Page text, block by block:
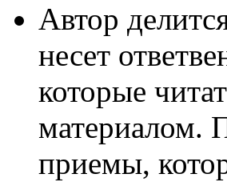
Автор
несет
которые
материалом.
приемы,